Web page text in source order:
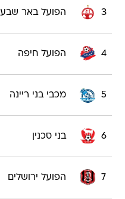
3 הפועל באר שבע
4 הפועל חיפה
5 מכבי בני ריינה
6 בני סכנין
7 הפועל ירושלים